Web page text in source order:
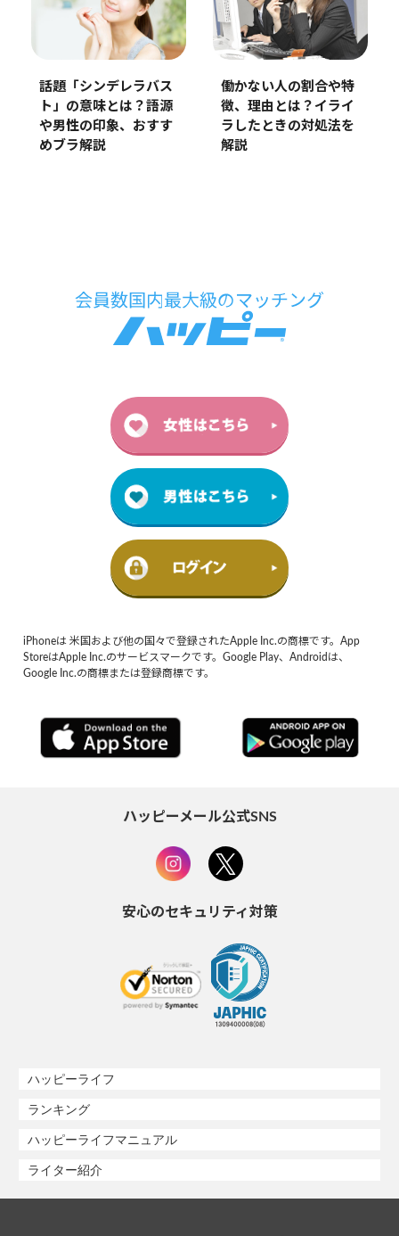
話題「シンデレラバス
ト」の意味とは？語源
や男性の印象、おすす
めブラ解説
働かない人の割合や特
徴、理由とは？イライ
ラしたときの対処法を
解説
iPhoneは 米国および他の国々で登録されたApple Inc.の商標です。App
StoreはApple Inc.のサービスマークです。Google Play、Androidは、
Google Inc.の商標または登録商標です。
ハッピーメール公式SNS
安心のセキュリティ対策
ハッピーライフ
ランキング
ハッピーライフマニュアル
ライター紹介